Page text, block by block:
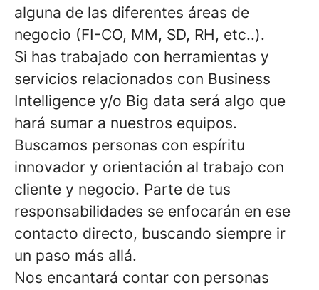
alguna de las diferentes áreas de
negocio (FI-CO, MM, SD, RH, etc..).
Si has trabajado con herramientas y
servicios relacionados con Business
Intelligence y/o Big data será algo que
hará sumar a nuestros equipos.
Buscamos personas con espíritu
innovador y orientación al trabajo con
cliente y negocio. Parte de tus
responsabilidades se enfocarán en ese
contacto directo, buscando siempre ir
un paso más allá.
Nos encantará contar con personas